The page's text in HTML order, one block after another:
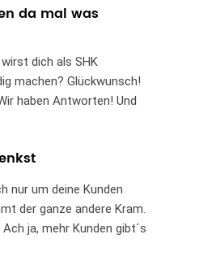
da mal was
dich als SHK
machen? Glückwunsch!
haben Antworten! Und
nur um deine Kunden
der ganze andere Kram.
ja, mehr Kunden gibt´s